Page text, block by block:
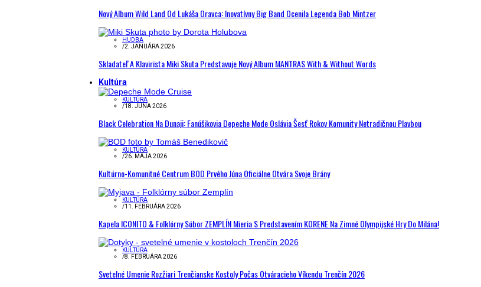
Nový Album Wild Land Od Lukáša Oravca: Inovatívny Big Band Ocenila Legenda Bob Mintzer
HUDBA
/2. JANUÁRA 2026
Skladateľ A Klavirista Miki Skuta Predstavuje Nový Album MANTRAS With & Without Words
Kultúra
KULTÚRA
/18. JÚNA 2026
Black Celebration Na Dunaji: Fanúšikovia Depeche Mode Oslávia Šesť Rokov Komunity Netradičnou Plavbou
KULTÚRA
/26. MÁJA 2026
Kultúrno-Komunitné Centrum BOD Prvého Júna Oficiálne Otvára Svoje Brány
KULTÚRA
/11. FEBRUÁRA 2026
Kapela ICONITO & Folklórny Súbor ZEMPLÍN Mieria S Predstavením KORENE Na Zimné Olympijské Hry Do Milána!
KULTÚRA
/8. FEBRUÁRA 2026
Svetelné Umenie Rozžiari Trenčianske Kostoly Počas Otváracieho Víkendu Trenčín 2026